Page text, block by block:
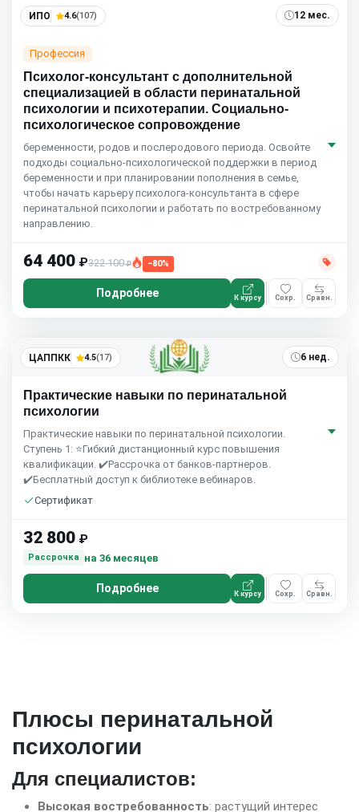
ИПО 4.6(107) 12 мес.
Профессия
Психолог-консультант с дополнительной
специализацией в области перинатальной
психологии и психотерапии. Социально-
психологическое сопровождение
беременности, родов и послеродового периода. Освойте
подходы социально-психологической поддержки в период
беременности и при планировании пополнения в семье,
чтобы начать карьеру психолога-консультанта в сфере
перинатальной психологии и работать по востребованному
направлению.
64 400 ₽322 100₽ −80%
Подробнее К курсу Сохр. Сравн.
ЦАППКК 4.5(17) 6 нед.
Практические навыки по перинатальной
психологии
Практические навыки по перинатальной психологии.
Ступень 1: ⭐Гибкий дистанционный курс повышения
квалификации. ✔️Рассрочка от банков-партнеров.
✔️Бесплатный доступ к библиотеке вебинаров.
Сертификат
32 800 ₽
Рассрочка на 36 месяцев
Подробнее К курсу Сохр. Сравн.
Плюсы перинатальной
психологии
Для специалистов:
Высокая востребованность: растущий интерес